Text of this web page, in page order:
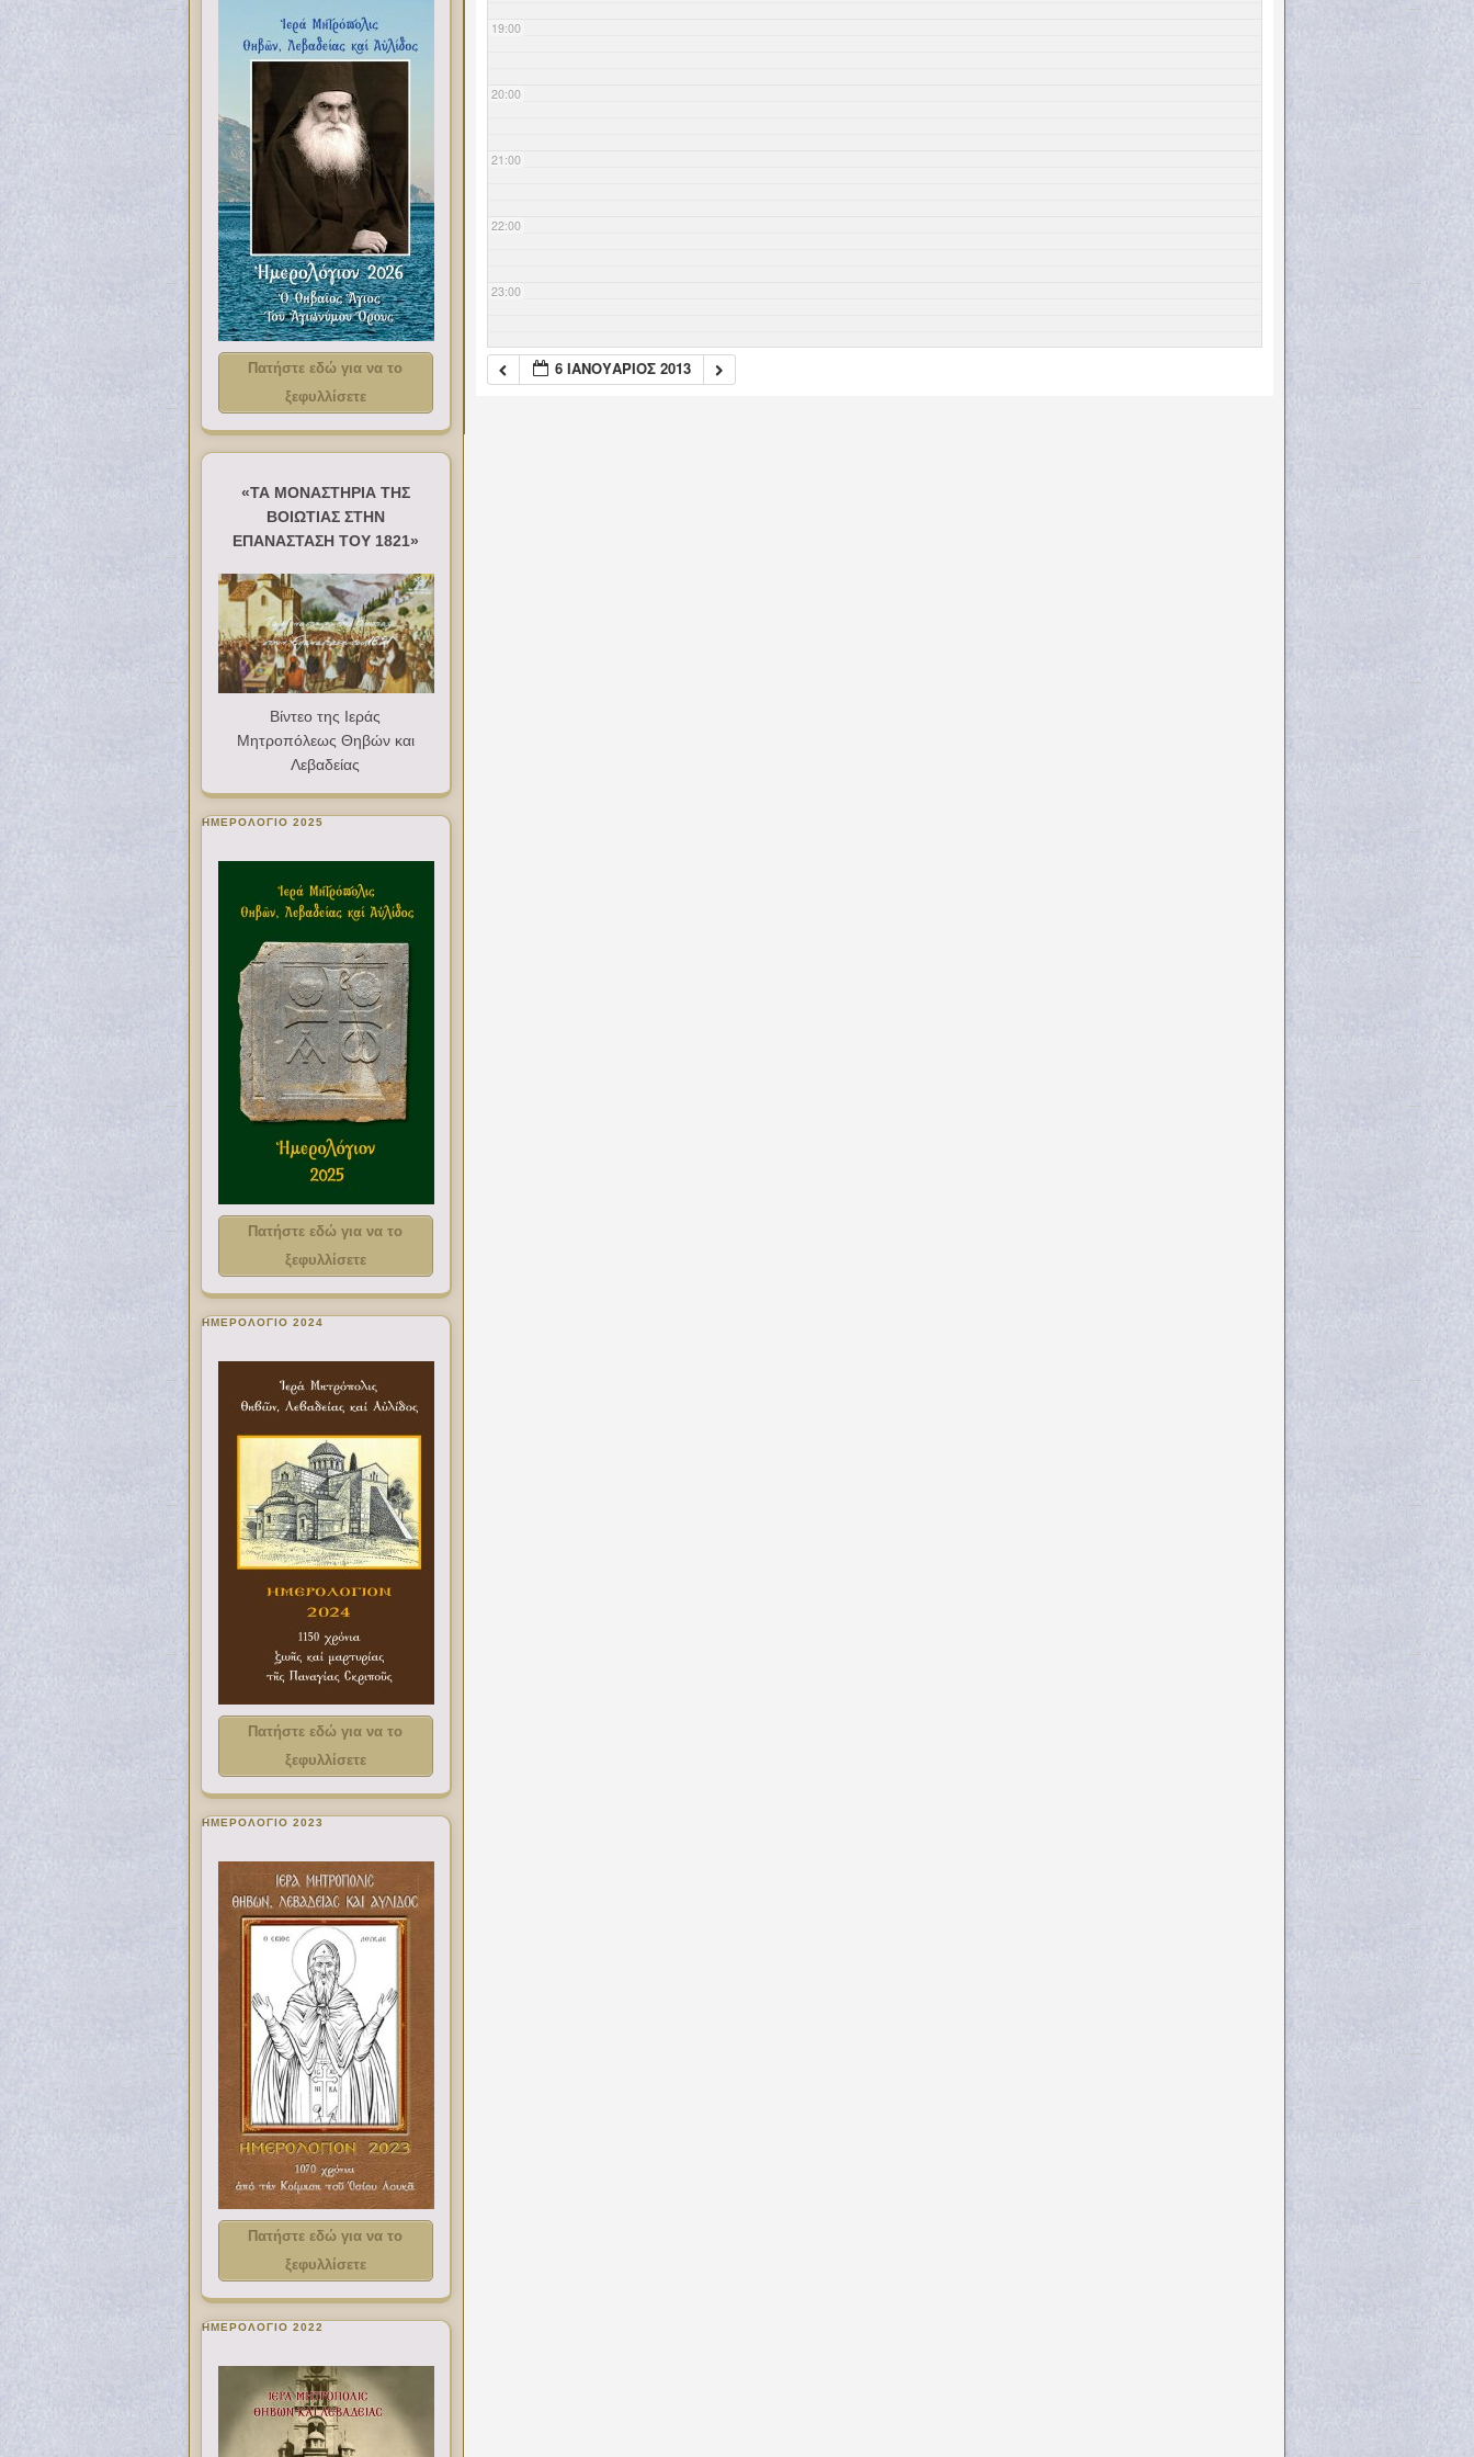
19:00
20:00
21:00
22:00
23:00
6 ΙΑΝΟΥΆΡΙΟΣ 2013
Πατήστε εδώ για να το
ξεφυλλίσετε
«ΤΑ ΜΟΝΑΣΤΗΡΙΑ ΤΗΣ
ΒΟΙΩΤΙΑΣ ΣΤΗΝ
ΕΠΑΝΑΣΤΑΣΗ ΤΟΥ 1821»
Βίντεο της Ιεράς
Μητροπόλεως Θηβών και
Λεβαδείας
ΗΜΕΡΟΛΟΓΙΟ 2025
Πατήστε εδώ για να το
ξεφυλλίσετε
ΗΜΕΡΟΛΟΓΙΟ 2024
Πατήστε εδώ για να το
ξεφυλλίσετε
ΗΜΕΡΟΛΟΓΙΟ 2023
Πατήστε εδώ για να το
ξεφυλλίσετε
ΗΜΕΡΟΛΟΓΙΟ 2022